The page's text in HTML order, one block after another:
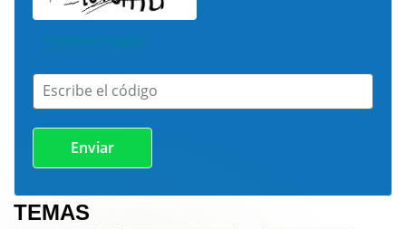
Cambiar imagen
Escribe el código
TEMAS